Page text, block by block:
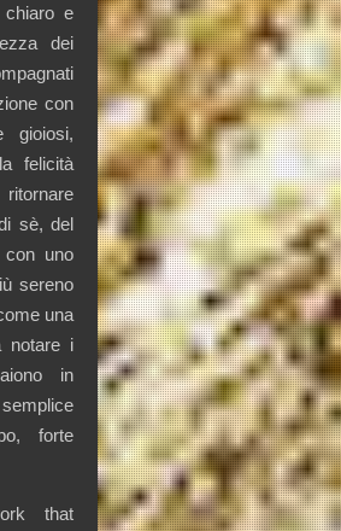
chiaro e
dei
con
gioiosi,
felicità
sè, del
con uno
sereno
una
notare i
in
forte
that